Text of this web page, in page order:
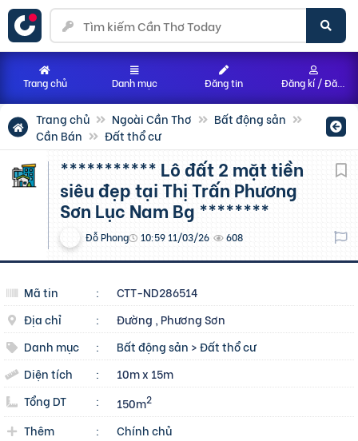
Trang chủ Ngoài Cần Thơ
Bất động sản
Cần Bán
Đất thổ cư
*********** Lô đất 2 mặt tiền
siêu đẹp tại Thị Trấn Phương
Sơn Lục Nam Bg ********
Đỗ Phong 10:59 11/03/26 608
Mã tin :
CTT-ND286514
Địa chỉ
:
Đường , Phương Sơn
Danh mục
: Bất động sản >Đất thổ cư
Diện tích
:
10m x 15m
Tổng DT
: 150m2
Thêm :
Chính chủ
Trang chủ Danh mục Đăng tin